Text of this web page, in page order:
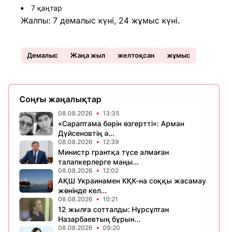
7 қаңтар
Жалпы: 7 демалыс күні, 24 жұмыс күні.
Демалыс Жаңа жыл желтоқсан жұмыс
Соңғы жаңалықтар
08.08.2026 13:35
«Сараптама бәрін өзгертті»: Арман
Дүйсеновтің ә...
08.08.2026 12:39
Министр грантқа түсе алмаған
талапкерлерге маңы...
08.08.2026 12:02
АҚШ Украинамен КҚК-на соққы жасамау
жөнінде кел...
08.08.2026 10:21
12 жылға сотталды: Нұрсұлтан
Назарбаевтың бұрын...
08.08.2026 09:20